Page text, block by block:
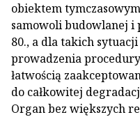
obiektem
samowoli budowlanej i
80., a dla takich
prowadzenia
łatwością
do całkowitej
Organ bez większych